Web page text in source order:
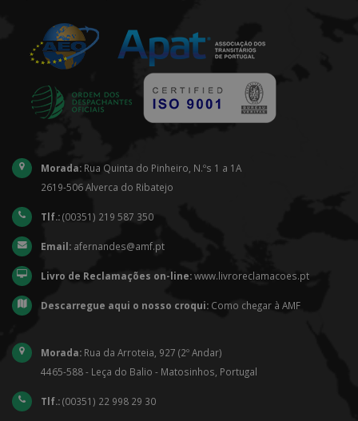
Morada: Rua Quinta do Pinheiro, N.ºs 1 a 1A
2619-506 Alverca do Ribatejo
Tlf.:(00351) 219 587 350
Email: afernandes@amf.pt
Livro de Reclamações on-line:www.livroreclamacoes.pt
Descarregue aqui o nosso croqui: Como chegar à AMF
Morada: Rua da Arroteia, 927 (2º Andar)
4465-588 - Leça do Balio - Matosinhos, Portugal
Tlf.:(00351) 22 998 29 30